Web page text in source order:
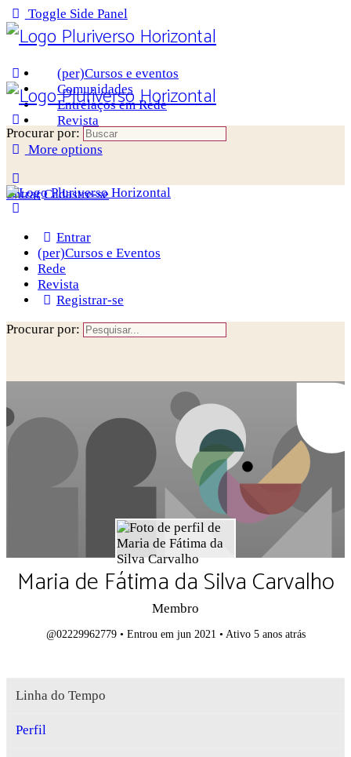
Toggle Side Panel
(per)Cursos e eventos
Comunidades
Entrelaços em Rede
Revista
More options
Entrar Cadastre-se
Procurar por:
Entrar
(per)Cursos e Eventos
Rede
Revista
Registrar-se
Procurar por:
Maria de Fátima da Silva Carvalho
Membro
@02229962779 • Entrou em jun 2021 • Ativo 5 anos atrás
Linha do Tempo
Perfil